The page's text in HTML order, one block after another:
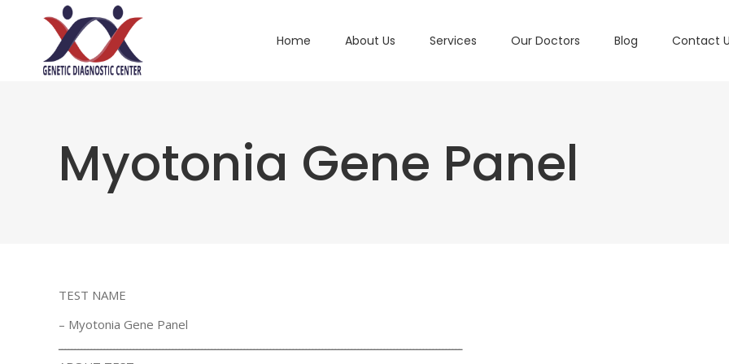
Home About Us Services Our Doctors Blog Contact
Myotonia Gene Panel
TEST NAME
– Myotonia Gene Panel
ــــــــــــــــــــــــــــــــــــــــــــــــــــــــــــــــــــــــــــــــــــــــــــــــــــــــــــــــــــــــــــ